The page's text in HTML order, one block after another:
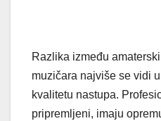
Razlika između
muzičara najviše se vidi
kvalitetu nastupa.
pripremljeni, imaju